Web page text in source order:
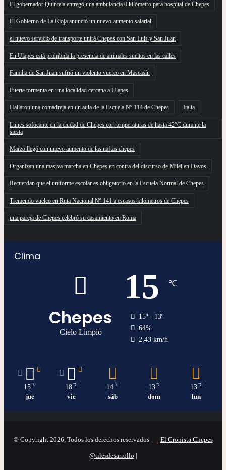
El gobernador Quintela entregó una ambulancia 0 kilómetro para hospital de Chepes
El Gobierno de La Rioja anunció un nuevo aumento salarial
el nuevo servicio de transporte unirá Chepes con San Luis y San Juan
En Ulapes está prohibida la presencia de animales sueltos en las calles
Familia de San Juan sufrió un violento vuelco en Mascasín
Fuerte tormenta en una localidad cercana a Ulapes
Hallaron una comadreja en un aula de la Escuela Nº 114 de Chepes Italia
Lunes sofocante en la ciudad de Chepes con temperaturas de hasta 42°C durante la
siesta
Marzo llegó con nuevo aumento de las naftas chepes
Organizan una masiva marcha en Chepes en contra del discurso de Milei en Davos
Recuerdan que el uniforme escolar es obligatorio en la Escuela Normal de Chepes
Tremendo vuelco en Ruta Nacional Nº 141 a escasos kilómetros de Chepes
una pareja de Chepes celebró su casamiento en Roma
Clima
Chepes
Cielo Limpio
15 ℃
15º - 13º
64%
2.43 km/h
15 ℃
jue
18 ℃
vie
14 ℃
sáb
13 ℃
dom
13 ℃
lun
© Copyright 2026, Todos los derechos reservados | El Cronista Chepes
@tilesdesarrollo |